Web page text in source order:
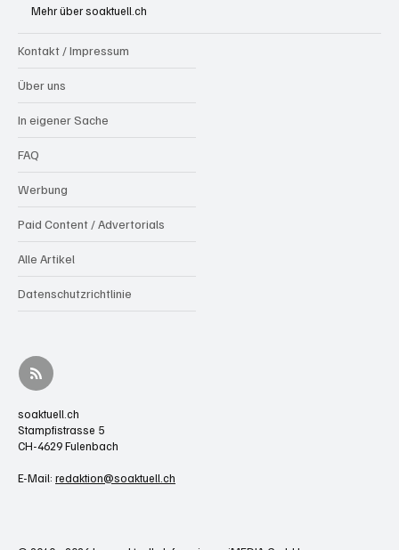
Mehr über soaktuell.ch
Kontakt / Impressum
Über uns
In eigener Sache
FAQ
Werbung
Paid Content / Advertorials
Alle Artikel
Datenschutzrichtlinie
soaktuell.ch
Stampfistrasse 5
CH-4629 Fulenbach
E-Mail: redaktion@soaktuell.ch